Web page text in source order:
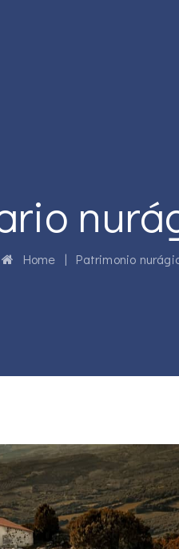
Home | Patrimonio